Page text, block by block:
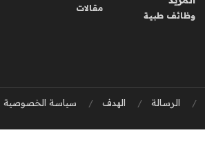
وظائف طبية
مقالات
الرسالة الهدف سياسة الخصوصية